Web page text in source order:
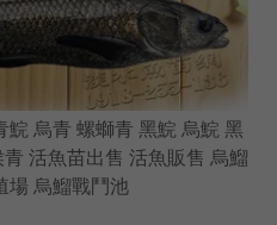
烏青 螺螄青 黑鯇 烏鯇 黑
活魚苗出售 活魚販售 烏鰡
場 烏鰡戰鬥池